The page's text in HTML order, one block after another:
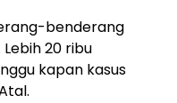
benderang
20 ribu
kapan kasus